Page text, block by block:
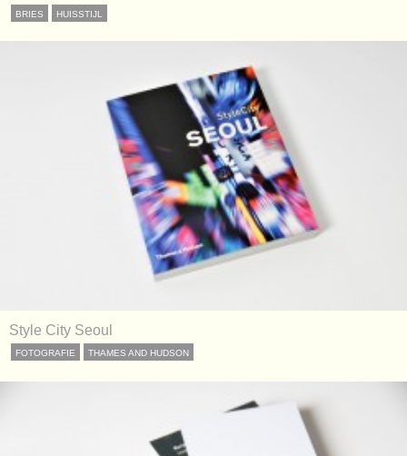
BRIES HUISSTIJL
Style City Seoul
FOTOGRAFIE THAMES AND HUDSON